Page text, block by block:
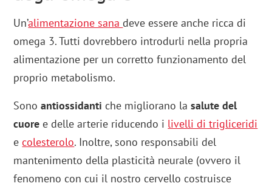
Un’alimentazione sana deve essere anche ricca di
omega 3. Tutti dovrebbero introdurli nella propria
alimentazione per un corretto funzionamento del
proprio metabolismo.
Sonoantiossidanti che migliorano lasalute del
cuore e delle arterie riducendo i livelli di trigliceridi
ecolesterolo. Inoltre, sono responsabili del
mantenimento della plasticità neurale (ovvero il
fenomeno con cui il nostro cervello costruisce